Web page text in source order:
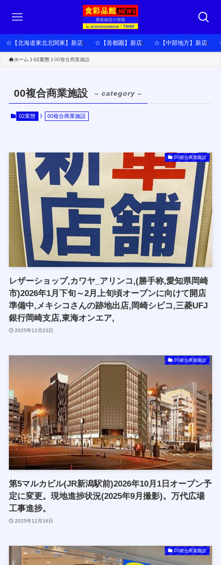
☆【北海道東北北関東】新店 ☆【首都圏】新店 ☆【中部地方】新店
ホーム 02業態 00複合商業施設
00複合商業施設 – category –
02業態 00複合商業施設
00複合商業施設
レザーショップ,カワヤ_アリンコ,(勝手称,愛知県岡崎
市)2026年1月下旬～2月上旬頃オープンに向けて開店
準備中,メキシコさんの跡地出店,岡崎シビコ,三菱UFJ
銀行岡崎支店,東海オンエア,
2025年12月23日
00複合商業施設
第5マルカビル(JR新潟駅前)2026年10月1日オープン予
定に変更。現地進捗状況(2025年9月撮影)。万代広場
工事進捗。
2025年12月16日
00複合商業施設